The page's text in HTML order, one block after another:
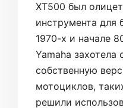
XT500 был
инструмента для
1970-х и начале
Yamaha захотела
собственную
мотоциклов,
решили